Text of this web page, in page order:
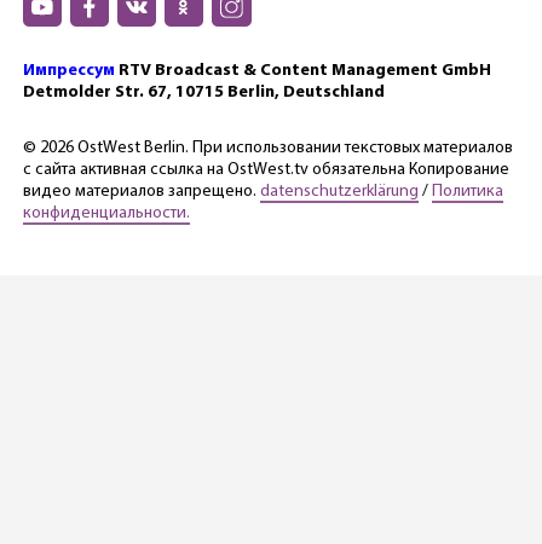
Импрессум RTV Broadcast & Content Management GmbH
Detmolder Str. 67, 10715 Berlin, Deutschland
© 2026 OstWest Berlin. При использовании текстовых материалов
с сайта активная ссылка на OstWest.tv обязательна Копирование
видео материалов запрещено. datenschutzerklärung / Политика
конфиденциальности.